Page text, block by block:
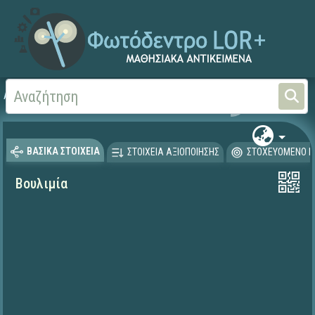
Αρχική
ΒΑΣΙΚΑ ΣΤΟΙΧΕΙΑ ΣΤΟΙΧΕΙΑ ΑΞΙΟΠΟΙΗΣΗΣ ΣΤΟΧΕΥΟΜΕΝΟ
Βουλιμία